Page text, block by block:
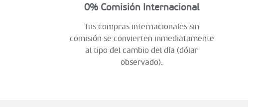
0% Comisión Internacional
Tus compras internacionales sin
comisión se convierten inmediatamente
al tipo del cambio del día (dólar
observado).